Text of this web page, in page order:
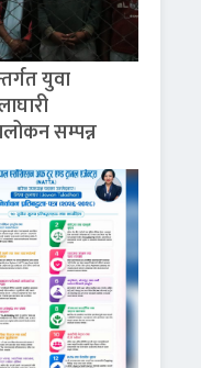
युवा
सम्पन्न